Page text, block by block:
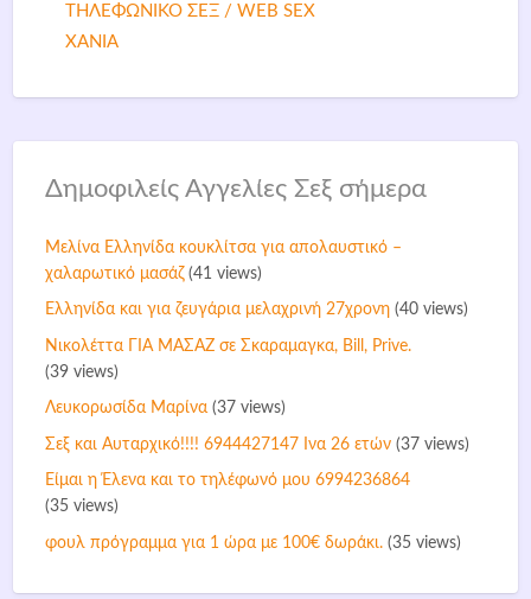
ΤΗΛΕΦΩΝΙΚΟ ΣΕΞ / WEB SEX
ΧΑΝΙΑ
Δημοφιλείς Αγγελίες Σεξ σήμερα
Mελίνα Ελληνίδα κουκλίτσα για απολαυστικό –
χαλαρωτικό μασάζ(41 views)
Ελληνίδα και για ζευγάρια μελαχρινή 27χρονη(40 views)
Νικολέττα ΓΙΑ ΜΑΣΑΖ σε Σκαραμαγκα, Bill, Prive.
(39 views)
Λευκορωσίδα Μαρίνα(37 views)
Σεξ και Αυταρχικό!!!! 6944427147 Ινα 26 ετών(37 views)
Είμαι η Έλενα και το τηλέφωνό μου 6994236864
(35 views)
φουλ πρόγραμμα για 1 ώρα με 100€ δωράκι.(35 views)